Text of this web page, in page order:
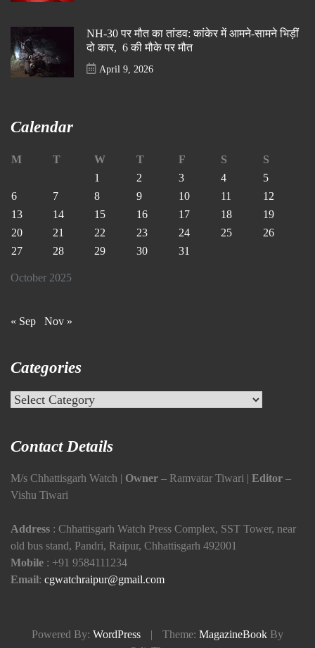
NH-30 पर मौत का तांडव: कांकेर में आमने-सामने भिड़ीं
दो कार, 6 की मौके पर मौत
April 9, 2026
Calendar
October 2025
M T W T F S
S
1
2 3 4
5
6
7 8 9 10 11
12
13
14 15 16 17 18
19
20
21 22 23 24 25
26
27
28 29 30 31
« Sep Nov »
Categories
Categories
Contact Details
M/s Chhattisgarh Watch | Owner – Ramvatar Tiwari | Editor –
Vishu Tiwari
Address : Chhattisgarh Watch Press Complex, SST Tower, near
old bus stand, Pandri, Raipur, Chhattisgarh 492001
Mobile : +91 9584111234
Email: cgwatchraipur@gmail.com
Powered By: WordPress | Theme: MagazineBook By